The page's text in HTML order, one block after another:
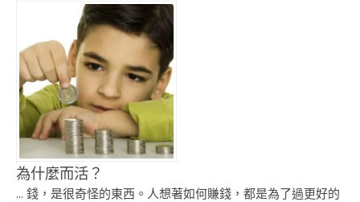
為什麼而活？
... 錢，是很奇怪的東西。人想著如何賺錢，都是為了過更好的